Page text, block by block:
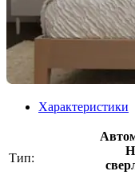
Характеристики
Тип: